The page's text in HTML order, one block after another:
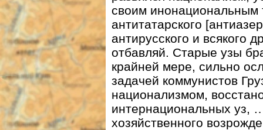
своим инонациональным
антитатарского
антирусского и всякого
отбавляй. Старые узы
крайней мере, сильно
задачей коммунистов
национализмом,
интернациональных уз,
хозяйственного